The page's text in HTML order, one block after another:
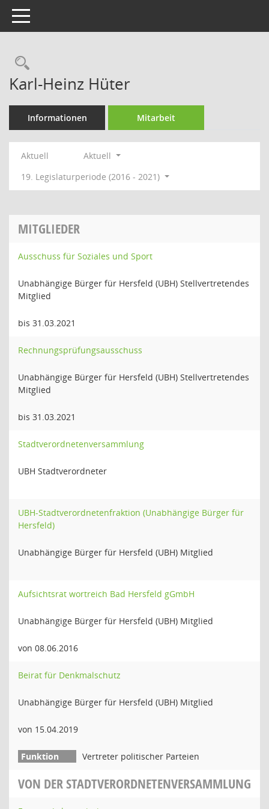
Toggle navigation
Rechercheauswahl
Karl-Heinz Hüter
Informationen Mitarbeit
Aktuell
Aktuell
19. Legislaturperiode (2016 - 2021)
MITGLIEDER
Ausschuss für Soziales und Sport
Unabhängige Bürger für Hersfeld (UBH) Stellvertretendes
Mitglied
bis 31.03.2021
Rechnungsprüfungsausschuss
Unabhängige Bürger für Hersfeld (UBH) Stellvertretendes
Mitglied
bis 31.03.2021
Stadtverordnetenversammlung
UBH Stadtverordneter
UBH-Stadtverordnetenfraktion (Unabhängige Bürger für
Hersfeld)
Unabhängige Bürger für Hersfeld (UBH) Mitglied
Aufsichtsrat wortreich Bad Hersfeld gGmbH
Unabhängige Bürger für Hersfeld (UBH) Mitglied
von 08.06.2016
Beirat für Denkmalschutz
Unabhängige Bürger für Hersfeld (UBH) Mitglied
von 15.04.2019
Vertreter politischer Parteien
VON DER STADTVERORDNETENVERSAMMLUNG